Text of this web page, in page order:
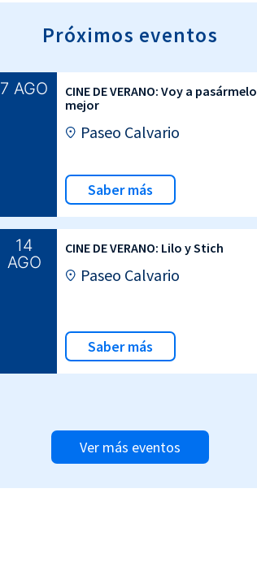
Próximos eventos
7 AGO
CINE DE VERANO: Voy a pasármelo
mejor
Paseo Calvario
Saber más
14
AGO
CINE DE VERANO: Lilo y Stich
Paseo Calvario
Saber más
Ver más eventos